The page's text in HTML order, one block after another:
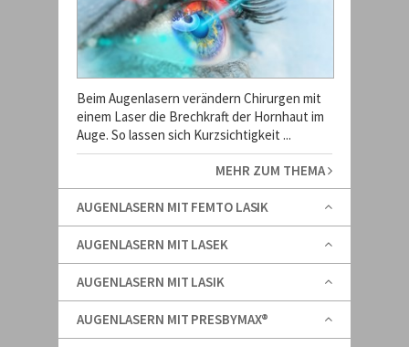
Beim Augenlasern verändern Chirurgen mit
einem Laser die Brechkraft der Hornhaut im
Auge. So lassen sich Kurzsichtigkeit ...
MEHR ZUM THEMA
AUGENLASERN MIT FEMTO LASIK
AUGENLASERN MIT LASEK
AUGENLASERN MIT LASIK
AUGENLASERN MIT PRESBYMAX®